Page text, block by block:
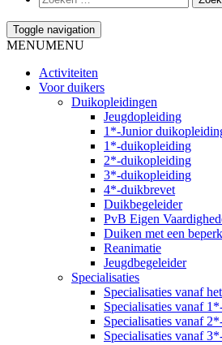
Toggle navigation
MENUMENU
Activiteiten
Voor duikers
Duikopleidingen
Jeugdopleiding
1*-Junior
1*-duikopleiding
2*-duikopleiding
3*-duikopleiding
4*-duikbrevet
Duikbegeleider
PvB Eigen
Duiken met een
Reanimatie
Jeugdbegeleider
Specialisaties
Specialisaties vanaf
Specialisaties vanaf
Specialisaties vanaf
Specialisaties vanaf